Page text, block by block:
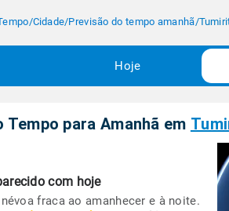
/Cidade/Previsão do tempo amanhã/
Hoje
Tempo para Amanhã em
com hoje
fraca ao amanhecer e à noite.